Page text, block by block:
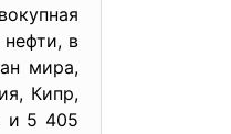
в
мира,
Кипр,
и 5 405